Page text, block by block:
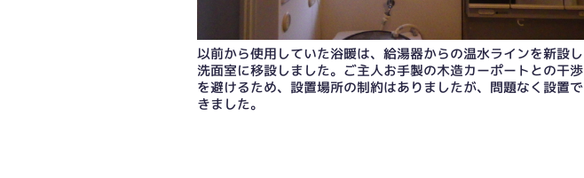
以前から使用していた浴暖は、給湯器からの温水ラインを新設し
洗面室に移設しました。ご主人お手製の木造カーポートとの干渉
を避けるため、設置場所の制約はありましたが、問題なく設置で
きました。